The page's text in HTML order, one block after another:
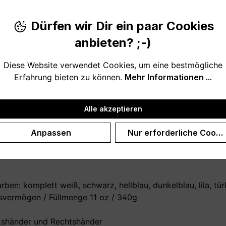
Wunschbuchstabe und Wunschname. Einfach eigenen
ist möglich!
Freunde und Familie. Ob für Kollegin, Freundin,
- als Set - gut. Ab jetzt gibt es keine
komplett weiß, schwarz, hellblau, dunkelblau, lila,
/ Füllmenge 11 oz / 340g
und Rechtshänder
Dürfen wir Dir ein paar Cookies
anbieten? ;-)
Diese Website verwendet Cookies, um eine bestmögliche
Erfahrung bieten zu können. Mehr Informationen ...
Alle akzeptieren
Anpassen Nur erforderliche